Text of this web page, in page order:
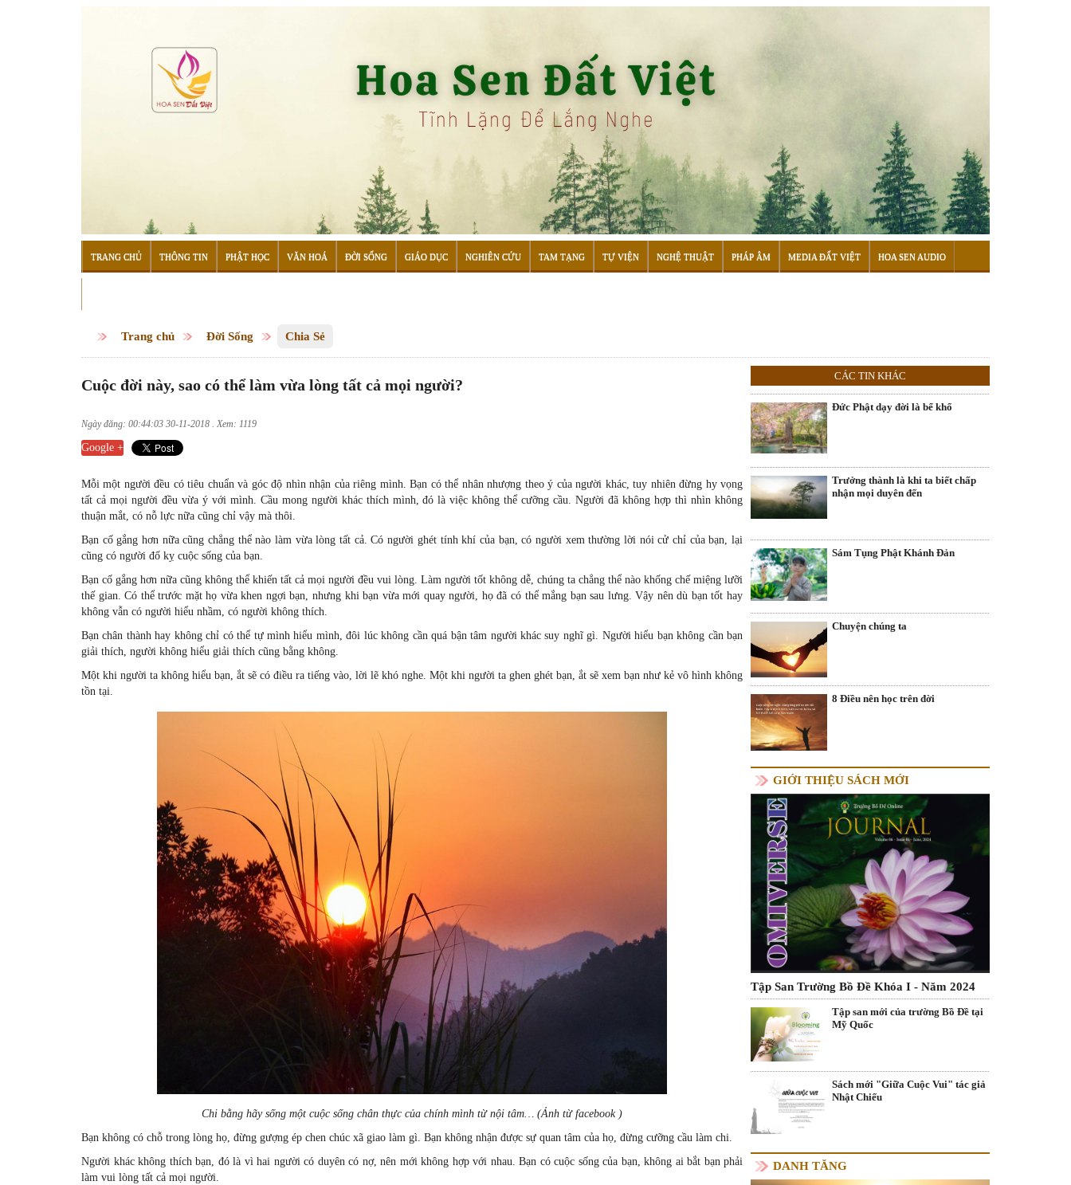
TRANG CHỦ THÔNG TIN PHẬT HỌC VĂN HOÁ ĐỜI SỐNG GIÁO DỤC NGHIÊN CỨU TAM TẠNG TỰ VIỆN NGHỆ THUẬT PHÁP ÂM MEDIA ĐẤT VIỆT HOA SEN AUDIO
Trang chủ Đời Sống Chia Sẻ
Cuộc đời này, sao có thể làm vừa lòng tất cả mọi người?
Ngày đăng: 00:44:03 30-11-2018 . Xem: 1119
Google +
Mỗi một người đều có tiêu chuẩn và góc độ nhìn nhận của riêng mình. Bạn có thể nhân nhượng theo ý của người khác, tuy nhiên đừng hy vọng
tất cả mọi người đều vừa ý với mình. Cầu mong người khác thích mình, đó là việc không thể cưỡng cầu. Người đã không hợp thì nhìn không
thuận mắt, có nỗ lực nữa cũng chỉ vậy mà thôi.
Bạn cố gắng hơn nữa cũng chẳng thể nào làm vừa lòng tất cả. Có người ghét tính khí của bạn, có người xem thường lời nói cử chỉ của bạn, lại
cũng có người đố kỵ cuộc sống của bạn.
Bạn cố gắng hơn nữa cũng không thể khiến tất cả mọi người đều vui lòng. Làm người tốt không dễ, chúng ta chẳng thể nào khống chế miệng lưỡi
thế gian. Có thể trước mặt họ vừa khen ngợi bạn, nhưng khi bạn vừa mới quay người, họ đã có thể mắng bạn sau lưng. Vậy nên dù bạn tốt hay
không vẫn có người hiểu nhầm, có người không thích.
Bạn chân thành hay không chỉ có thể tự mình hiểu mình, đôi lúc không cần quá bận tâm người khác suy nghĩ gì. Người hiểu bạn không cần bạn
giải thích, người không hiểu giải thích cũng bằng không.
Một khi người ta không hiểu bạn, ắt sẽ có điều ra tiếng vào, lời lẽ khó nghe. Một khi người ta ghen ghét bạn, ắt sẽ xem bạn như kẻ vô hình không
tồn tại.
Chi bằng hãy sống một cuộc sống chân thực của chính mình từ nội tâm… (Ảnh từ facebook )
Bạn không có chỗ trong lòng họ, đừng gượng ép chen chúc xã giao làm gì. Bạn không nhận được sự quan tâm của họ, đừng cưỡng cầu làm chi.
Người khác không thích bạn, đó là vì hai người có duyên có nợ, nên mới không hợp với nhau. Bạn có cuộc sống của bạn, không ai bắt bạn phải
làm vui lòng tất cả mọi người.
CÁC TIN KHÁC
Đức Phật dạy đời là bể khổ
Trưởng thành là khi ta biết chấp
nhận mọi duyên đến
Sám Tụng Phật Khánh Đản
Chuyện chúng ta
8 Điều nên học trên đời
GIỚI THIỆU SÁCH MỚI
Tập San Trường Bồ Đề Khóa I - Năm 2024
Tập san mới của trường Bồ Đề tại
Mỹ Quốc
Sách mới "Giữa Cuộc Vui" tác giả
Nhật Chiếu
DANH TĂNG